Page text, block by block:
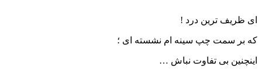
ای ظریف ترین درد !
که بر سمت چپ سینه ام نشسته ای ؛
اینچنین بی تفاوت نباش …